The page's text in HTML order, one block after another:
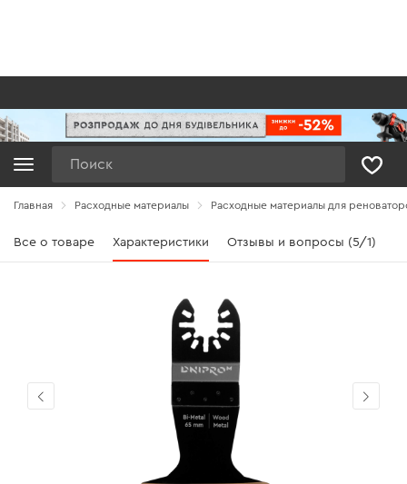
Главная Расходные материалы Расходные материалы для
Все о товаре Характеристики Отзывы и вопросы (5/1)